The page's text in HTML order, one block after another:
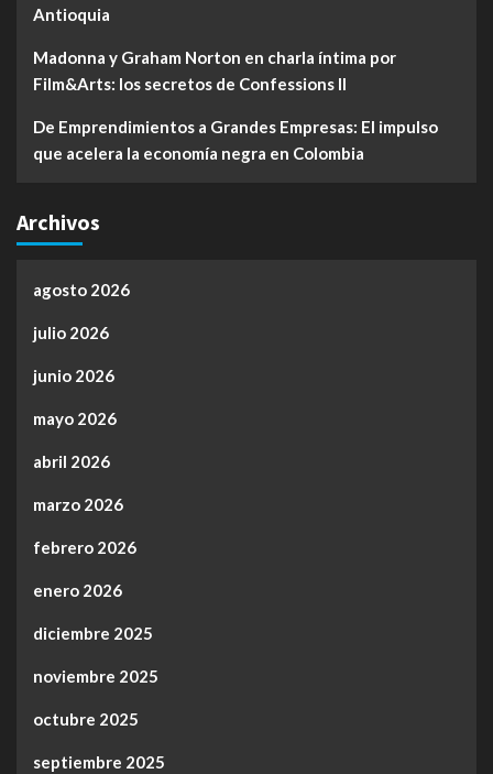
Antioquia
Madonna y Graham Norton en charla íntima por
Film&Arts: los secretos de Confessions II
De Emprendimientos a Grandes Empresas: El impulso
que acelera la economía negra en Colombia
Archivos
agosto 2026
julio 2026
junio 2026
mayo 2026
abril 2026
marzo 2026
febrero 2026
enero 2026
diciembre 2025
noviembre 2025
octubre 2025
septiembre 2025